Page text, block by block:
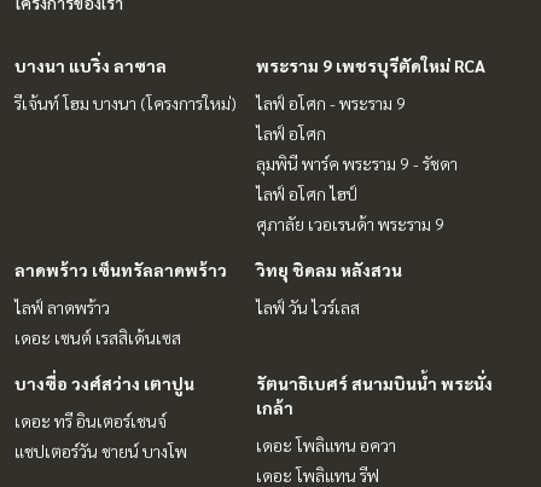
บางนา แบริ่ง ลาซาล
รีเจ้นท์ โฮม บางนา (โครงการใหม่)
พระราม 9 เพชรบุรีตัดใหม่ RCA
ไลฟ์ อโศก - พระราม 9
ไลฟ์ อโศก
ลุมพินี พาร์ค พระราม 9 - รัชดา
ไลฟ์ อโศก ไฮป์
ศุภาลัย เวอเรนด้า พระราม 9
ลาดพร้าว เซ็นทรัลลาดพร้าว
ไลฟ์ ลาดพร้าว
เดอะ เซนต์ เรสสิเด้นเซส
วิทยุ ชิดลม หลังสวน
ไลฟ์ วัน ไวร์เลส
บางซื่อ วงศ์สว่าง เตาปูน
เดอะ ทรี อินเตอร์เชนจ์
แชปเตอร์วัน ชายน์ บางโพ
รัตนาธิเบศร์ สนามบินน้ำ พระนั่ง
เกล้า
เดอะ โพลิแทน อควา
เดอะ โพลิแทน รีฟ